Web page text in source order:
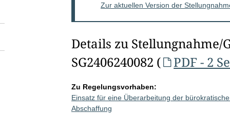
Zur aktuellen Version der
Details zu Stellungnahme/
SG2406240082 (
PDF - 2
Zu Regelungsvorhaben:
Einsatz für eine Überarbeitung der
Abschaffung